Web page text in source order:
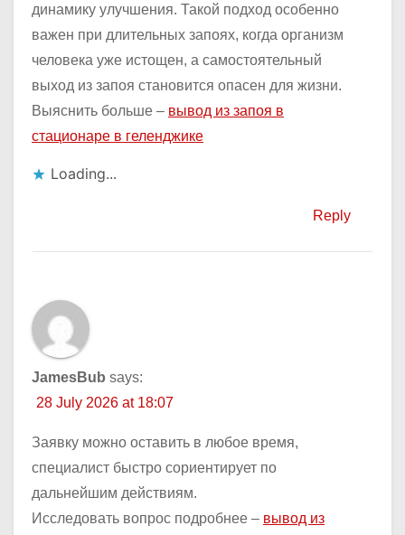
динамику улучшения. Такой подход особенно
важен при длительных запоях, когда организм
человека уже истощен, а самостоятельный
выход из запоя становится опасен для жизни.
Выяснить больше – вывод из запоя в
стационаре в геленджике
Loading...
Reply
JamesBub says:
28 July 2026 at 18:07
Заявку можно оставить в любое время,
специалист быстро сориентирует по
дальнейшим действиям.
Исследовать вопрос подробнее – вывод из